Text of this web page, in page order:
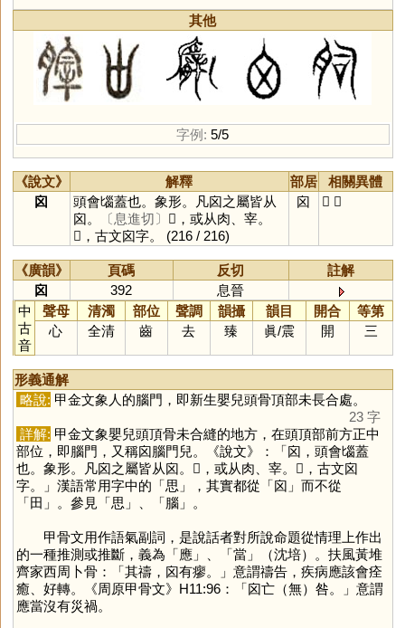
其他
字例: 5/5
《說文》 解釋 部居
相關異體
囟
頭會匘蓋也。象形。凡囟之屬皆从
囟。
〔息進切〕
𦞤，或从肉、宰。
𠙷，古文囟字。 (216 / 216)
囟 𦞤 𠙷
《廣韻》 頁碼 反切
註解
囟
392
息晉
中
古
音
聲母 清濁 部位 聲調 韻攝 韻目 開合
等第
心
全清 齒 去 臻 眞/震 開 三
形義通解
略說: 甲金文象人的腦門，即新生嬰兒頭骨頂部未長合處。
23 字
詳解: 甲金文象嬰兒頭頂骨未合縫的地方，在頭頂部前方正中
部位，即腦門，又稱囟腦門兒。《說文》：「囟，頭會匘蓋
也。象形。凡囟之屬皆从囟。𦞤，或从肉、宰。𠙷，古文囟
字。」漢語常用字中的「思 」，其實都從「囟 」而不從
「田 」。參見「思 」、「腦」。
甲骨文用作語氣副詞，是說話者對所說命題從情理上作出
的一種推測或推斷，義為「應」、「當」（沈培）。扶風黃堆
齊家西周卜骨：「其禱，囟有瘳。」意謂禱告，疾病應該會痊
癒、好轉。《周原甲骨文》H11:96：「囟亡（無）咎。」意謂
應當沒有災禍。